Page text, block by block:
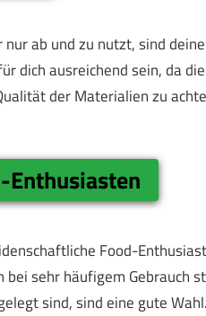
ab und zu nutzt, sind
dich ausreichend sein, da
der Materialien zu
Enthusiasten
Food-
bei sehr häufigem Gebrauch
sind, sind eine gute